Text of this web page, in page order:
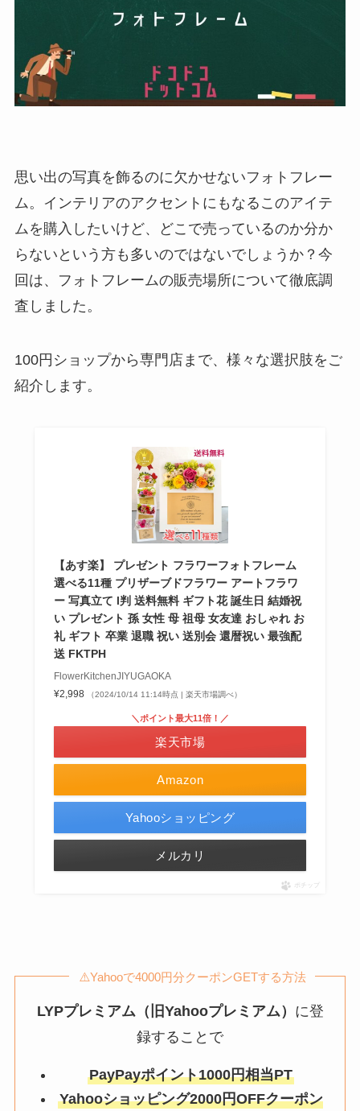
思い出の写真を飾るのに欠かせないフォトフレー
ム。インテリアのアクセントにもなるこのアイテ
ムを購入したいけど、どこで売っているのか分か
らないという方も多いのではないでしょうか？今
回は、フォトフレームの販売場所について徹底調
査しました。
100円ショップから専門店まで、様々な選択肢をご
紹介します。
【あす楽】 プレゼント フラワーフォトフレーム
選べる11種 プリザーブドフラワー アートフラワ
ー 写真立て l判 送料無料 ギフト花 誕生日 結婚祝
い プレゼント 孫 女性 母 祖母 女友達 おしゃれ お
礼 ギフト 卒業 退職 祝い 送別会 還暦祝い 最強配
送 FKTPH
FlowerKitchenJIYUGAOKA
¥2,998
（2024/10/14 11:14時点 | 楽天市場調べ）
Amazon
＼ポイント最大11倍！／
楽天市場
Yahooショッピング
メルカリ
ポチップ
⚠️Yahooで4000円分クーポンGETする方法
LYPプレミアム（旧Yahooプレミアム） に登
録することで
PayPayポイント1000円相当PT
Yahooショッピング2000円OFFクーポン